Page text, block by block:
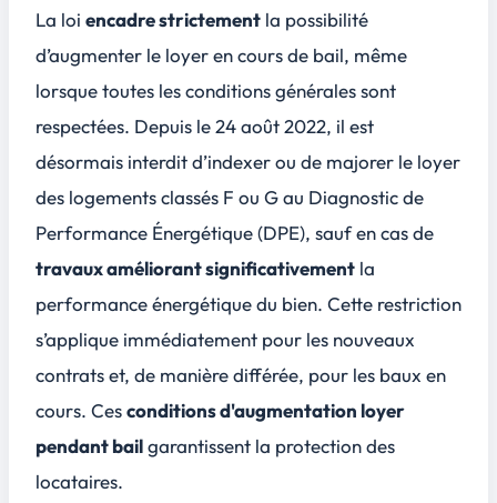
La loi encadre strictement la possibilité
d’augmenter le loyer en cours de bail, même
lorsque toutes les conditions générales sont
respectées. Depuis le24 août 2022, il est
désormais interdit d’indexer ou de majorer le loyer
des logements classés F ou G au Diagnostic de
Performance Énergétique (DPE), sauf en cas de
travaux améliorant significativement la
performance énergétique du bien. Cette restriction
s’applique immédiatement pour les nouveaux
contrats et, de manière différée, pour les baux en
cours. Cesconditions d'augmentation loyer
pendant bailgarantissent la protection des
locataires.